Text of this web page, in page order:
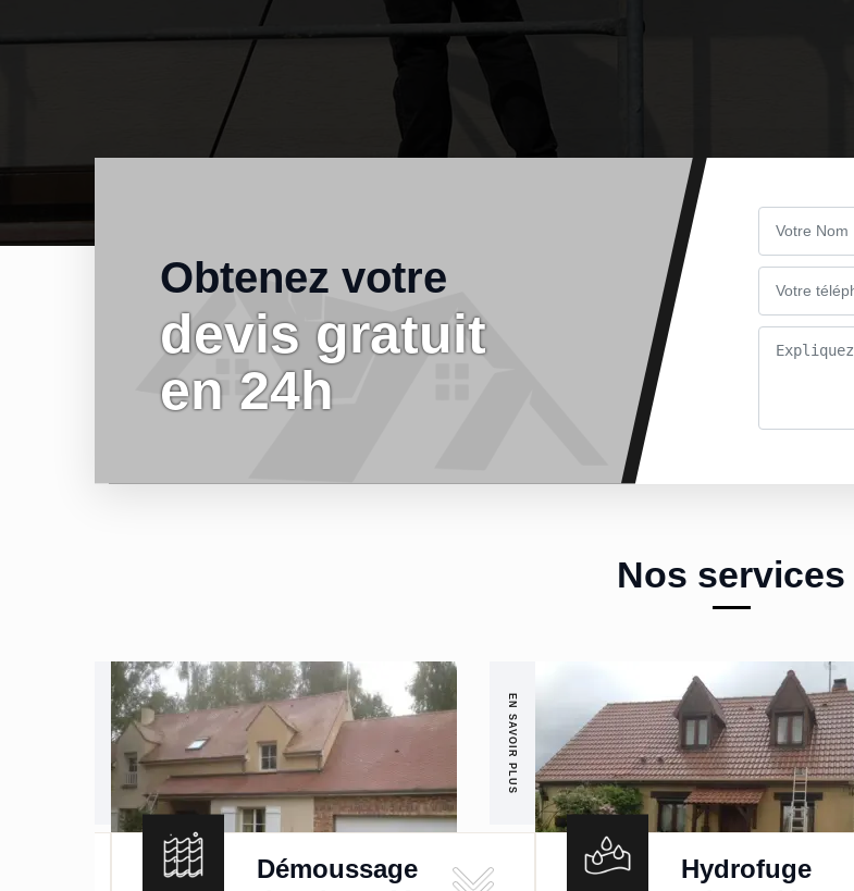
Obtenez votre
devis gratuit
en 24h
Nos services
EN SAVOIR PLUS
Démoussage
Hydrofuge